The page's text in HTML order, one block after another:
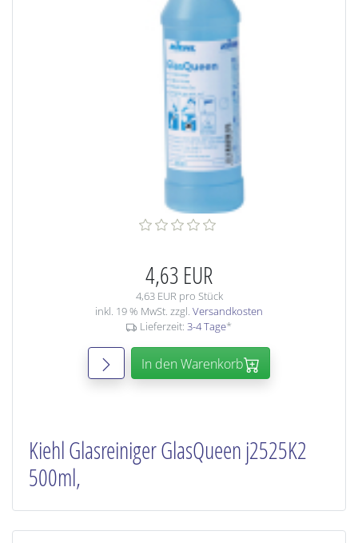
4,63 EUR
4,63 EUR pro Stück
inkl. 19 % MwSt. zzgl. Versandkosten
Lieferzeit: 3-4 Tage*
In den Warenkorb
Kiehl Glasreiniger GlasQueen j2525K2
500ml,